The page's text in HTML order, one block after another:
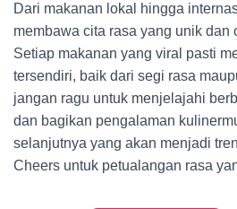
Dari makanan lokal hingga
membawa cita rasa yang unik dan
Setiap makanan yang viral pasti
tersendiri, baik dari segi rasa
jangan ragu untuk menjelajahi
dan bagikan pengalaman
selanjutnya yang akan menjadi
Cheers untuk petualangan rasa